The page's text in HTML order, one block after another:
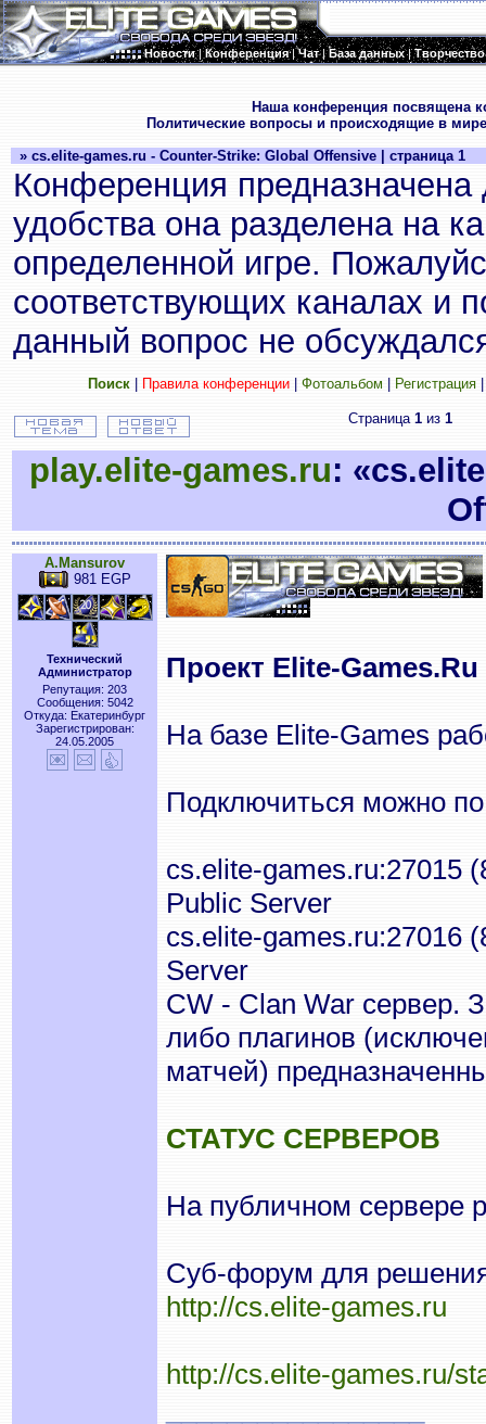
Новости|Конференция|Чат|База данных|Творчество
Наша конференция посвящена
Политические вопросы и происходящие в
» cs.elite-games.ru - Counter-Strike: Global Offensive | страница 1
Конференция
удобства она разделена на
определенной игре.
соответствующих каналах и
данный вопрос не
Поиск| Правила конференции| Фотоальбом Регистрация
Страница 1из 1
play.elite-games.ru:
A.Mansurov
981 EGP
Технический
Администратор
Репутация: 203
Сообщения: 5042
Откуда: Екатеринбург
Зарегистрирован:
24.05.2005
Проект Elite-
На базе Elite-Games
Подключиться можно
cs.elite-games.ru:27015
Public Server
cs.elite-games.ru:27016
Server
CW - Clan War сервер.
либо плагинов
матчей)
СТАТУС СЕРВЕРОВ
На публичном сервере
Суб-форум для решения
http://cs.elite-games.ru
http://cs.elite-games.ru/